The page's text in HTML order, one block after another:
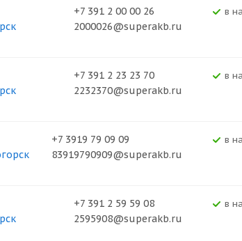
+7 391 2 00 00 26
2000026@superakb.ru
В
+7 391 2 23 23 70
2232370@superakb.ru
В
+7 3919 79 09 09
83919790909@superakb.ru
В
+7 391 2 59 59 08
2595908@superakb.ru
В